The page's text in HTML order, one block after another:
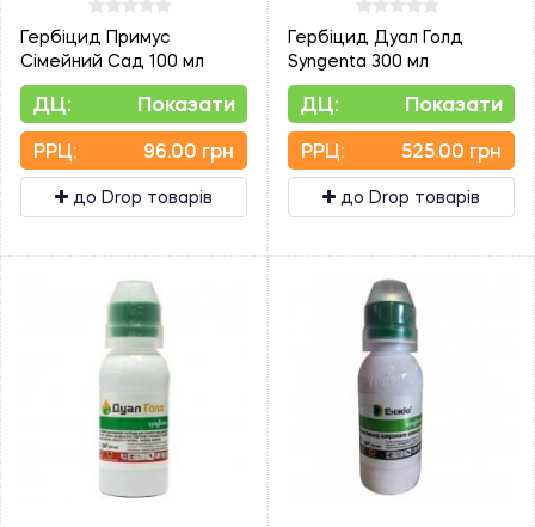
Гербіцид Примус
Сімейний Сад 100 мл
ДЦ: Показати
PPЦ: 96.00 грн
до Drop товарів
Гербіцид Дуал Голд
Syngenta 300 мл
ДЦ: Показати
PPЦ: 525.00 грн
до Drop товарів